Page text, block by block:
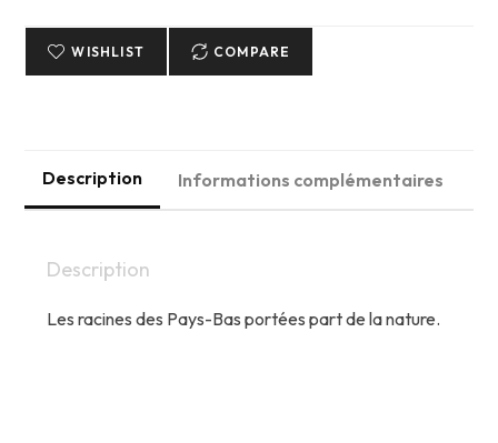
ANCESTRALWISHLIST COMPARE
Description Informations complémentaires
Description
Les racines des Pays-Bas portées part de la nature.